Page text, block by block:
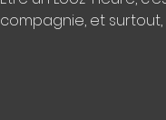
compagnie, et